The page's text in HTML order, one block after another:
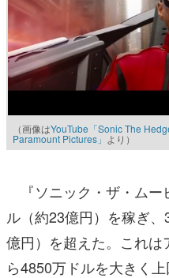
（画像はYouTube「Sonic The
Paramount Pictures」 より）
『ソニック・ザ・ムー
ル（約23億円）を稼ぎ
億円）を超えた。これ
ら4850万ドルを大きく